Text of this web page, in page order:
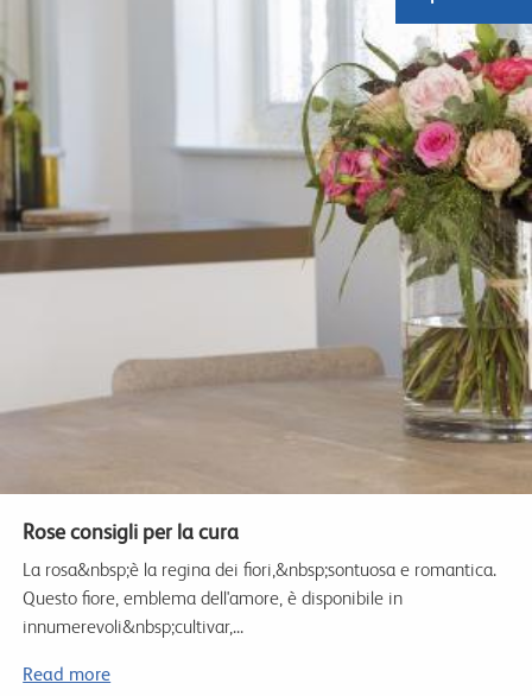
Rose consigli per la cura
La rosa&nbsp;è la regina dei fiori,&nbsp;sontuosa e romantica.
Questo fiore, emblema dell'amore, è disponibile in
innumerevoli&nbsp;cultivar,...
Read more